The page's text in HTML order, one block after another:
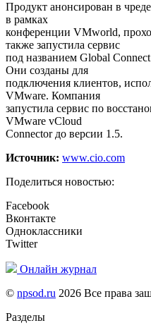
Продукт анонсирован в
в рамках
конференции VMworld,
также запустила сервис
под названием Global
Они созданы для
подключения клиентов,
VMware. Компания
запустила сервис по
VMware vCloud
Connector до версии 1.5.
Источник: www.cio.com
Поделиться новостью:
Facebook
Вконтакте
Одноклассники
Twitter
Онлайн журнал
© npsod.ru 2026 Все права
Разделы